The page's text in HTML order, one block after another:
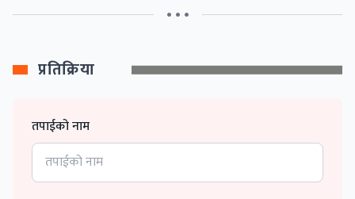
• • •
प्रतिक्रिया
तपाईको नाम